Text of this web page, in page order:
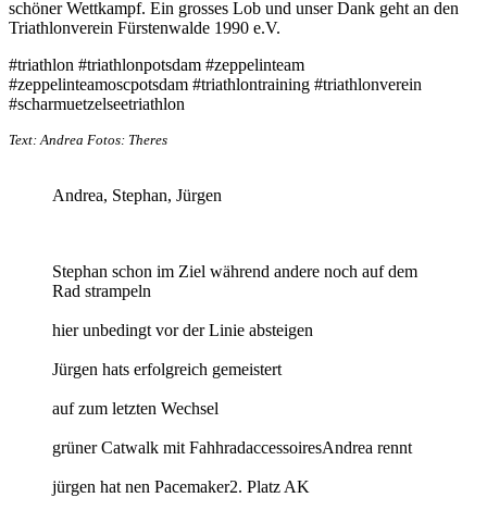
schöner Wettkampf. Ein grosses Lob und unser Dank geht an den
Triathlonverein Fürstenwalde 1990 e.V.
#triathlon #triathlonpotsdam #zeppelinteam
#zeppelinteamoscpotsdam #triathlontraining #triathlonverein
#scharmuetzelseetriathlon
Text: Andrea Fotos: Theres
Andrea, Stephan, Jürgen
Stephan schon im Ziel während andere noch auf dem
Rad strampeln
hier unbedingt vor der Linie absteigen
Jürgen hats erfolgreich gemeistert
auf zum letzten Wechsel
grüner Catwalk mit FahhradaccessoiresAndrea rennt
jürgen hat nen Pacemaker2. Platz AK